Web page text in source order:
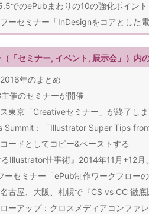
でのePubまわりの10の強化ポイント
ーセミナー「InDesignをコアとした
「セミナー, イベント, 展示会」）内
年のまとめ
催のセミナーが開催
東京「Creativeセミナー」が終了し
Summit：「Illustrator Super Tips
ードとしてコピー&ペーストする
るIllustrator仕事術』2014年11月+12
ーセミナー「ePub制作ワークフローの
古屋、大阪、札幌で『CS vs CC 徹
ーアップ：クロスメディアコンファ